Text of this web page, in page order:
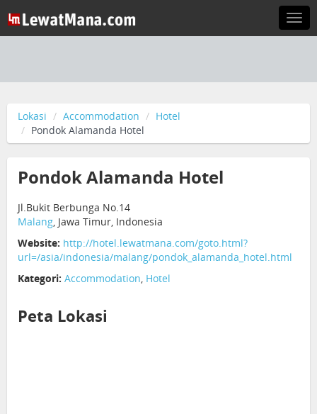
Lokasi Accommodation
Hotel
Pondok Alamanda Hotel
Pondok Alamanda Hotel
Jl.Bukit Berbunga No.14
Malang, Jawa Timur, Indonesia
Website: http://hotel.lewatmana.com/goto.html?
url=/asia/indonesia/malang/pondok_alamanda_hotel.html
Kategori: Accommodation, Hotel
Peta Lokasi